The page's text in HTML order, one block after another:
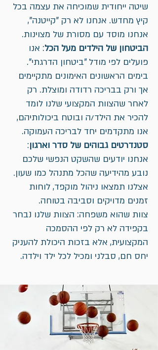
שיטה ייחודית שמוכיחה את עצמה בכל
קיץ מחדש. אנחנו לא רק "קייטנה",
אנחנו מוסד עם מסורת של מצוינות.
הביטחון של הילדים מעל הכל: אנו
פועלים לפי מודל "ביטחון הדרגתי".
בימים הראשונים האימונים מתקיימים
אך ורק בבריכה רדודה ומוצלת. רק
לאחר שהצוות המקצועי שלנו לומד
להכיר את הילד/ה ובוטח ביכולותיהם,
אנו מתקדמים יחד לבריכה העמוקה.
סטנדרטים גבוהים של סדר וארגון:
אנחנו יודעים שהשקט הנפשי שלכם
נובע מהידיעה שהכל מתנהל כמו שעון.
אצלנו תמצאו ניהול מוקפד, לוחות
זמנים מדויקים וסביבה בטוחה.
צוות שהוא משפחה: הצוות שלנו נבחר
בקפידה לא רק לפי ההסמכה
המקצועית, אלא בזכות היכולת להעניק
יחס חם, סבלני ומכיל לכל ילד וילדה.